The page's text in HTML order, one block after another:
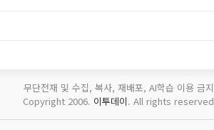
무단전재 및 수집, 복사, 재배포, AI학습 이용 금지
Copyright 2006. 이투데이. All rights reserved